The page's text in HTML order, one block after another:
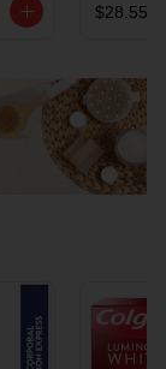
150G
$28.550